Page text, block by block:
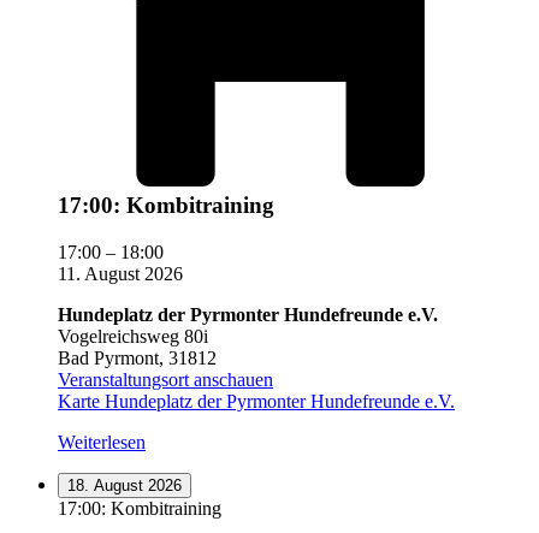
17:00: Kombitraining
17:00 – 18:00
11. August 2026
Hundeplatz der Pyrmonter Hundefreunde e.V.
Vogelreichsweg 80i
Bad Pyrmont, 31812
Veranstaltungsort anschauen
Karte Hundeplatz der Pyrmonter Hundefreunde e.V.
Weiterlesen
18. August 2026
17:00: Kombitraining